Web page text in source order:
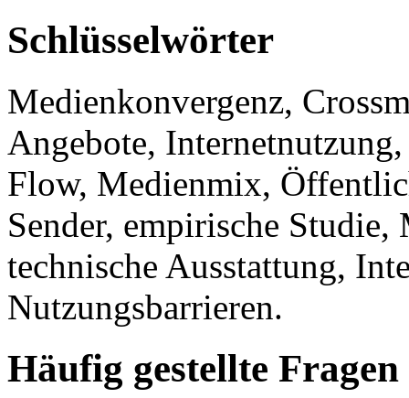
Schlüsselwörter
Medienkonvergenz,
Angebote,
Flow, Medienmix,
Sender, empirische
technische Ausstattung,
Nutzungsbarrieren.
Häufig gestellte Fragen